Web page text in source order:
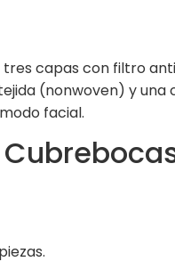
tres capas con filtro
(nonwoven) y
facial.